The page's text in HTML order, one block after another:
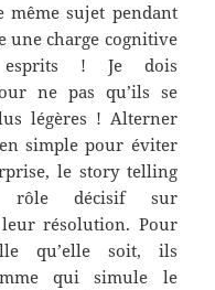
même sujet pendant
une charge cognitive
esprits ! Je dois
ne pas qu’ils se
légères ! Alterner
simple pour éviter
le story telling
rôle décisif sur
résolution. Pour
qu’elle soit, ils
qui simule le